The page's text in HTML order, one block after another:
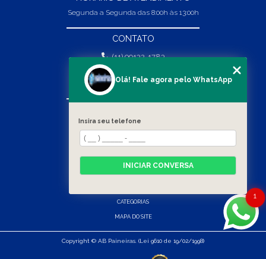
Segunda a Segunda das 8:00h às 13:00h
CONTATO
(11) 99132-1783
(11) 99132-1783
vendas@abpaineiras.com.br
SOBRE NÓS
PRODUTOS
CATEGORIAS
MAPA DO SITE
Copyright © AB Paineiras. (Lei 9610 de 19/02/1998)
1
Olá! Fale agora pelo WhatsApp
Insira seu telefone
INICIAR CONVERSA